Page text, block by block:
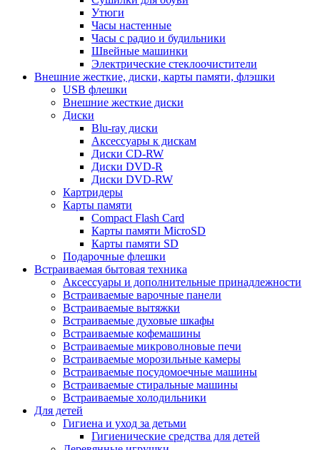
Утюги
Часы настенные
Часы с радио и будильники
Швейные машинки
Электрические стеклоочистители
Внешние жесткие, диски, карты памяти, флэшки
USB флешки
Внешние жесткие диски
Диски
Blu-ray диски
Аксессуары к дискам
Диски CD-RW
Диски DVD-R
Диски DVD-RW
Картридеры
Карты памяти
Compact Flash Card
Карты памяти MicroSD
Карты памяти SD
Подарочные флешки
Встраиваемая бытовая техника
Аксессуары и дополнительные принадлежности
Встраиваемые варочные панели
Встраиваемые вытяжки
Встраиваемые духовые шкафы
Встраиваемые кофемашины
Встраиваемые микроволновые печи
Встраиваемые морозильные камеры
Встраиваемые посудомоечные машины
Встраиваемые стиральные машины
Встраиваемые холодильники
Для детей
Гигиена и уход за детьми
Гигиенические средства для детей